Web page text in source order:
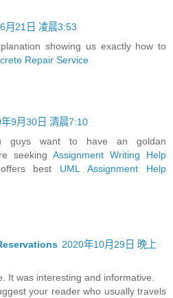
月21日 凌晨3:53
showing us exactly how to
Repair Service
9月30日 清晨7:10
guys want to have an goldan
seeking Assignment Writing Help
best UML Assignment Help
2020年10月29日 晚上
It was interesting and informative.
your reader who usually travels